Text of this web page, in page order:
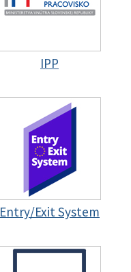
IPP
Entry/Exit System